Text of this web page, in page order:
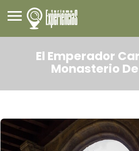
El Emperador
Monasterio